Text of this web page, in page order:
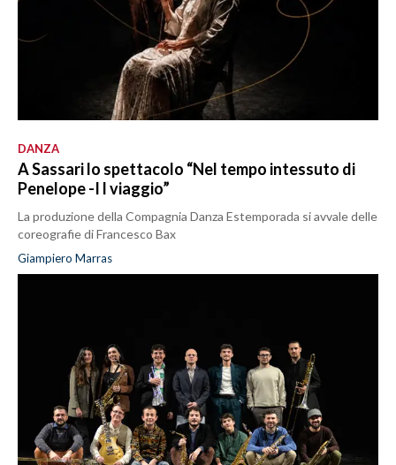
DANZA
A Sassari lo spettacolo “Nel tempo intessuto di
Penelope -I l viaggio”
La produzione della Compagnia Danza Estemporada si avvale delle
coreografie di Francesco Bax
Giampiero Marras